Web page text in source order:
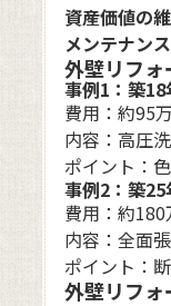
資産価値の
メンテナン
外壁リフォ
事例1：築
費用：約95
内容：高圧
ポイント：
事例2：築
費用：約
内容：全面
ポイント：
外壁リフォ